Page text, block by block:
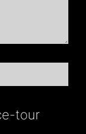
tour